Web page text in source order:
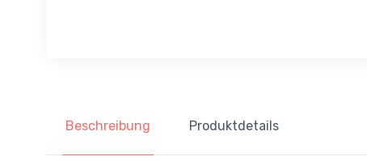
Beschreibung Produktdetails